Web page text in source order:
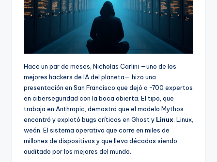
Hace un par de meses, Nicholas Carlini —uno de los
mejores hackers de IA del planeta— hizo una
presentación en San Francisco que dejó a ~700 expertos
en ciberseguridad con la boca abierta. El tipo, que
trabaja en Anthropic, demostró que el modelo Mythos
encontró y explotó bugs críticos en Ghost y Linux . Linux,
weón. El sistema operativo que corre en miles de
millones de dispositivos y que lleva décadas siendo
auditado por los mejores del mundo.